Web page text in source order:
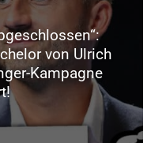
von Ulrich
Kampagne